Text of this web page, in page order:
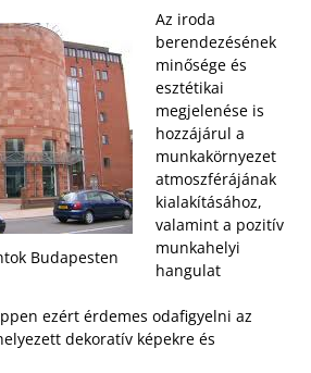
Budapesten
Az iroda
berendezésének
minősége és
esztétikai
megjelenése is
hozzájárul a
munkakörnyezet
atmoszférájának
kialakításához,
valamint a pozitív
munkahelyi
hangulat
ezért érdemes odafigyelni az
dekoratív képekre és